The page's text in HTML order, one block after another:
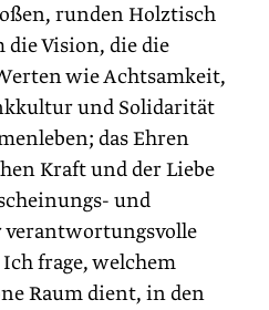
runden Holztisch
Vision, die die
wie Achtsamkeit,
und Solidarität
das Ehren
Kraft und der Liebe
und
verantwortungsvolle
frage, welchem
Raum dient, in den